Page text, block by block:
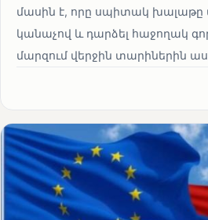
մասին է, որը սպիտակ խալաթը
կանաչով և դարձել հաջողակ
մարզում վերջին տարիներին